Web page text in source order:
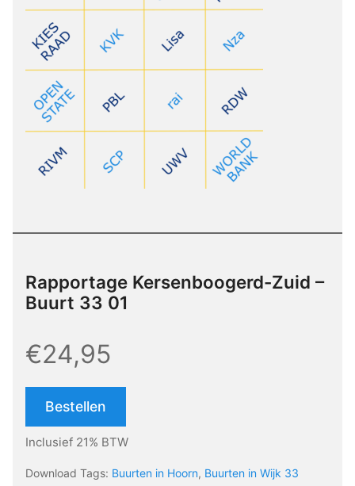
Rapportage Kersenboogerd-Zuid –
Buurt 33 01
€24,95
Bestellen
Inclusief 21% BTW
Download Tags: Buurten in Hoorn, Buurten in Wijk 33